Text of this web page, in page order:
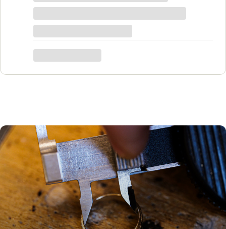
zrobić w bardzo krótkim czasie. Dziękuję,
był to dla mnie bardzo ważny moment,
trafiłam w idealne miejsce.
Katarzyna Łącka